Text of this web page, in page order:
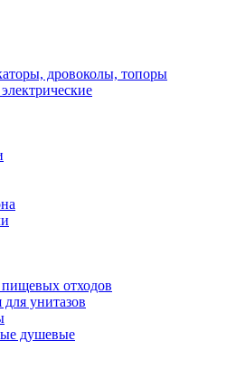
дровоколы, топоры
отходов
унитазов
душевые